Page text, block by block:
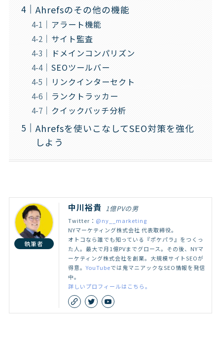
Ahrefsのその他の機能
アラート機能
サイト監査
ドメインコンパリズン
SEOツールバー
リンクインターセクト
ランクトラッカー
クイックバッチ分析
Ahrefsを使いこなしてSEO対策を強化
しよう
執筆者
中川裕貴 1億PVの男
Twitter： @ny__marketing
NYマーケティング株式会社 代表取締役。
オトコなら誰でも知っている『ポケパラ』をつくっ
た人。最大で月1億PVまでグロース。その後、NYマ
ーケティング株式会社を創業。大規模サイトSEOが
得意。YouTubeでは鬼マニアックなSEO情報を発信
中。
詳しいプロフィールはこちら。